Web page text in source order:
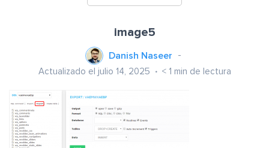
image5
Danish Naseer
Actualizado el julio 14, 2025 < 1 min de lectura